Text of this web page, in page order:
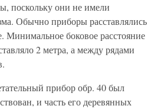
поскольку они не имели
Обычно приборы расставлялись
Минимальное боковое расстояние
2 метра, а между рядами
прибор обр. 40 был
и часть его деревянных